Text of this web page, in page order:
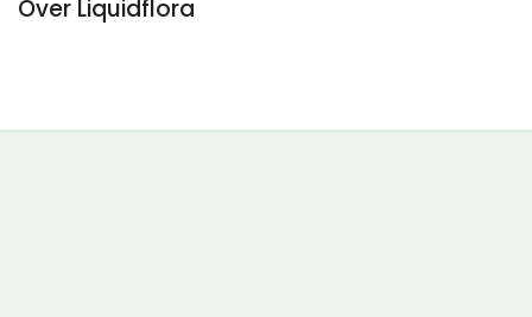
Over Liquidflora